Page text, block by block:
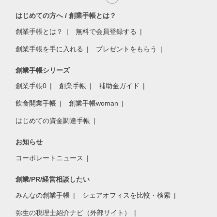
はじめての方へ / 創業手帳とは？
創業手帳とは？ 無料で会員登録する
創業手帳を手に入れる プレゼントをもらう
創業手帳シリーズ
創業手帳0 創業手帳 補助金ガイド
飲食開業手帳 創業手帳woman
はじめての資金調達手帳
お知らせ
コーポレートニュース
創業/PR/経営相談したい
みんなの創業手帳 シェアオフィスを比較・検索
弥生の税理士紹介ナビ（外部サイト）